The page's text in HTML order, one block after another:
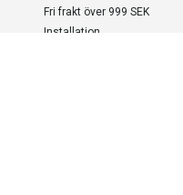
Fri frakt över 999 SEK
Installation